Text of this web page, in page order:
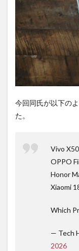
ち時
間不
要の
オン
ライ
ンシ
ョッ
プが
す
め！
今回同氏が以下の
た。
Vivo
OPPO
Honor
Xiaomi
Which
— Tech
2026